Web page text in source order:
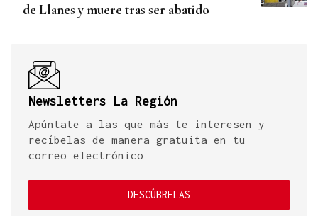
de Llanes y muere tras ser abatido
Newsletters La Región
Apúntate a las que más te interesen y
recíbelas de manera gratuita en tu
correo electrónico
DESCÚBRELAS